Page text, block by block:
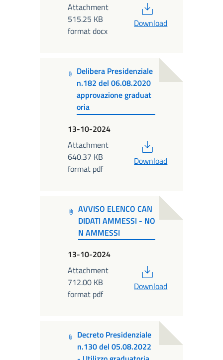
Attachment
515.25 KB
format docx
Download
Delibera Presidenziale
n.182 del 06.08.2020
approvazione graduat
oria
13-10-2024
Attachment
640.37 KB
format pdf
Download
AVVISO ELENCO CAN
DIDATI AMMESSI - NO
N AMMESSI
13-10-2024
Attachment
712.00 KB
format pdf
Download
Decreto Presidenziale
n.130 del 05.08.2022